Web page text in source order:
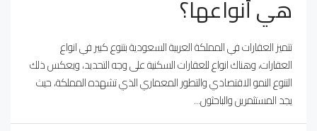
هي أنواعها؟
تتميز العقارات في المملكة العربية السعودية بتنوع كبير في انواع
العقارات، وهناك انواع للعقارات السكنية على وجه التحديد، ويعكس ذلك
التنوع النمو الاقتصادي والتطور المعماري الذي تشهده المملكة، حيث
يجد المستثمرين والباحثون...